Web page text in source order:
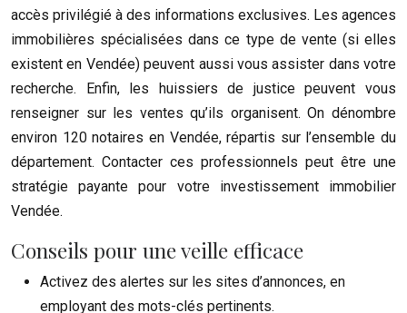
accès privilégié à des informations exclusives. Les agences
immobilières spécialisées dans ce type de vente (si elles
existent en Vendée) peuvent aussi vous assister dans votre
recherche. Enfin, les huissiers de justice peuvent vous
renseigner sur les ventes qu’ils organisent. On dénombre
environ 120 notaires en Vendée, répartis sur l’ensemble du
département. Contacter ces professionnels peut être une
stratégie payante pour votre investissement immobilier
Vendée.
Conseils pour une veille efficace
Activez des alertes sur les sites d’annonces, en
employant des mots-clés pertinents.